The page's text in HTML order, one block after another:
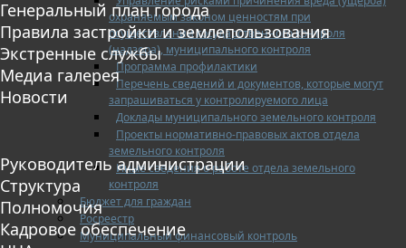
охраняемым законом ценностям при
осуществлении государственного контроля
(надзора), муниципального контроля
Программа профилактики
Перечень сведений и документов, которые могут
запрашиваться у контролируемого лица
Доклады муниципального земельного контроля
Проекты нормативно-правовых актов отдела
земельного контроля
Иные сведения о работе отдела земельного
контроля
Бюджет для граждан
Росреестр
Муниципальный финансовый контроль
Генеральный план города
Правила застройки и землепользования
Экстренные службы
Медиа галерея
Новости
Руководитель администрации
Структура
Полномочия
Кадровое обеспечение